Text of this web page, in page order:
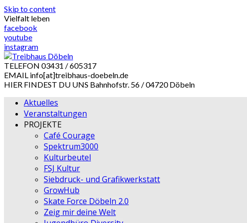
Skip to content
Vielfalt leben
facebook
youtube
instagram
TELEFON 03431 / 605317
EMAIL info[at]treibhaus-doebeln.de
HIER FINDEST DU UNS Bahnhofstr. 56 / 04720 Döbeln
Aktuelles
Veranstaltungen
PROJEKTE
Café Courage
Spektrum3000
Kulturbeutel
FSJ Kultur
Siebdruck- und Grafikwerkstatt
GrowHub
Skate Force Döbeln 2.0
Zeig mir deine Welt